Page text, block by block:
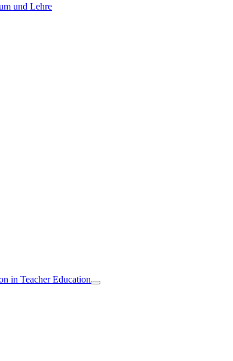
und Lehre
in Teacher Education